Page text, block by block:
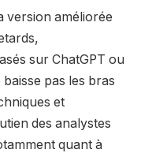
version améliorée
sur ChatGPT ou
pas les bras
et
des analystes
quant à